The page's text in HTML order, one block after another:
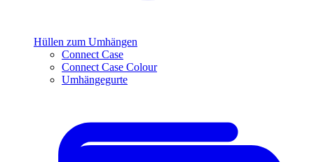
Hüllen zum Umhängen
Connect Case
Connect Case Colour
Umhängegurte